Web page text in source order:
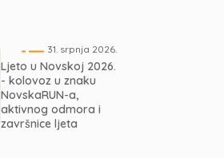
31. srpnja 2026.
Ljeto u Novskoj 2026.
- kolovoz u znaku
NovskaRUN-a,
aktivnog odmora i
završnice ljeta